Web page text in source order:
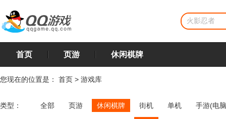
首页 页游 休闲棋牌
您现在的位置是： 首页 > 游戏库
类型： 全部 页游 休闲棋牌 街机 单机 手游(电